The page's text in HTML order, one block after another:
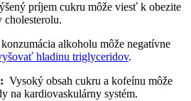
príjem cukru môže⁢ viesť k obezite
cholesterolu.
alkoholu môže negatívne‌
hladinu triglyceridov.
⁣ Vysoký obsah cukru ⁣a kofeínu ‍môže
na kardiovaskulárny systém.